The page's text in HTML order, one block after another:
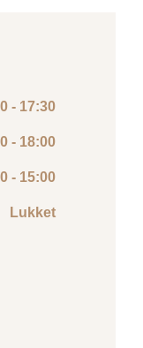
- 17:30
- 18:00
- 15:00
Lukket